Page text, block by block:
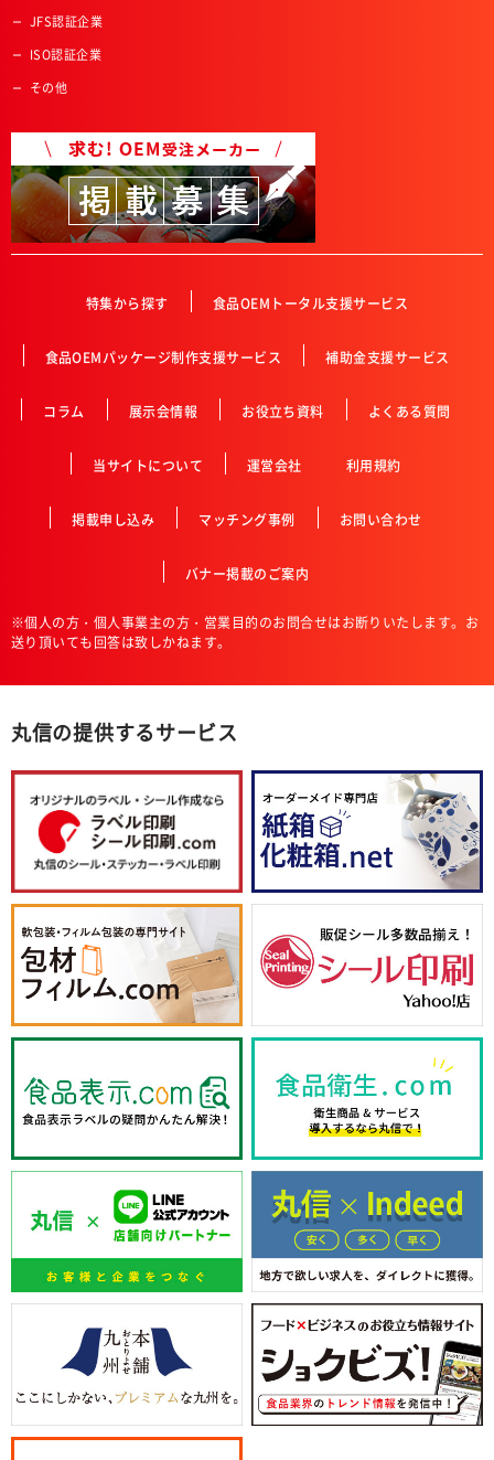
JFS認証企業
ISO認証企業
その他
特集から探す 食品OEMトータル支援サービス
食品OEMパッケージ制作支援サービス 補助金支援サービス
コラム 展示会情報 お役立ち資料 よくある質問
当サイトについて 運営会社 利用規約
掲載申し込み マッチング事例 お問い合わせ
バナー掲載のご案内
※個人の方・個人事業主の方・営業目的のお問合せはお断りいたします。お
送り頂いても回答は致しかねます。
丸信の提供するサービス